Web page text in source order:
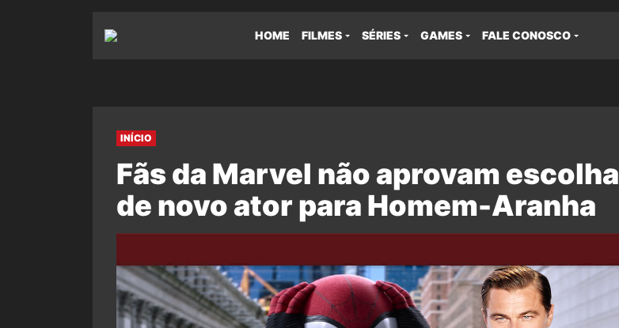
HOME FILMES SÉRIES GAMES FALE CONOSCO
INÍCIO
Fãs da Marvel não aprovam escolha
de novo ator para Homem-Aranha